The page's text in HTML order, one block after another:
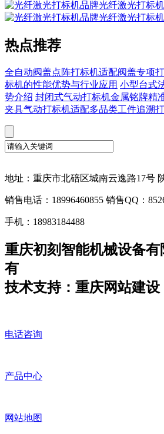
光纤激光打标
光纤激光打标
热点推荐
全自动阀盖点阵打标机适配阀盖专项
标机的性能优势与行业应用 小型台式
势介绍 封闭式气动打标机金属铭牌精
夹具气动打标机适配多品类工件追溯
地址：重庆市北碚区城南云逸路17号
销售电话：18996460855 销售QQ：
手机：18983184488
重庆初刻智能机械设备
有
技术支持：重庆网站建设
电话咨询
产品中心
网站地图